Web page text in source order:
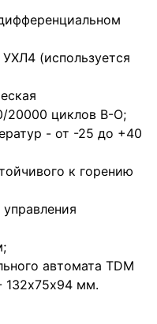
(используется
20000 циклов В-О;
- от -25 до +40
к горению
автомата TDM
132х75х94 мм.